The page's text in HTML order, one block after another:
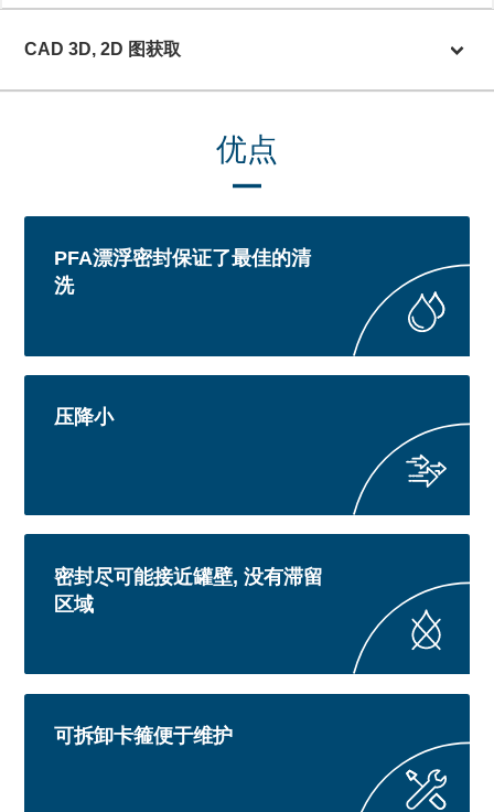
CAD 3D, 2D 图获取
优点
PFA漂浮密封保证了最佳的清
洗
压降小
密封尽可能接近罐壁, 没有滞留
区域
可拆卸卡箍便于维护